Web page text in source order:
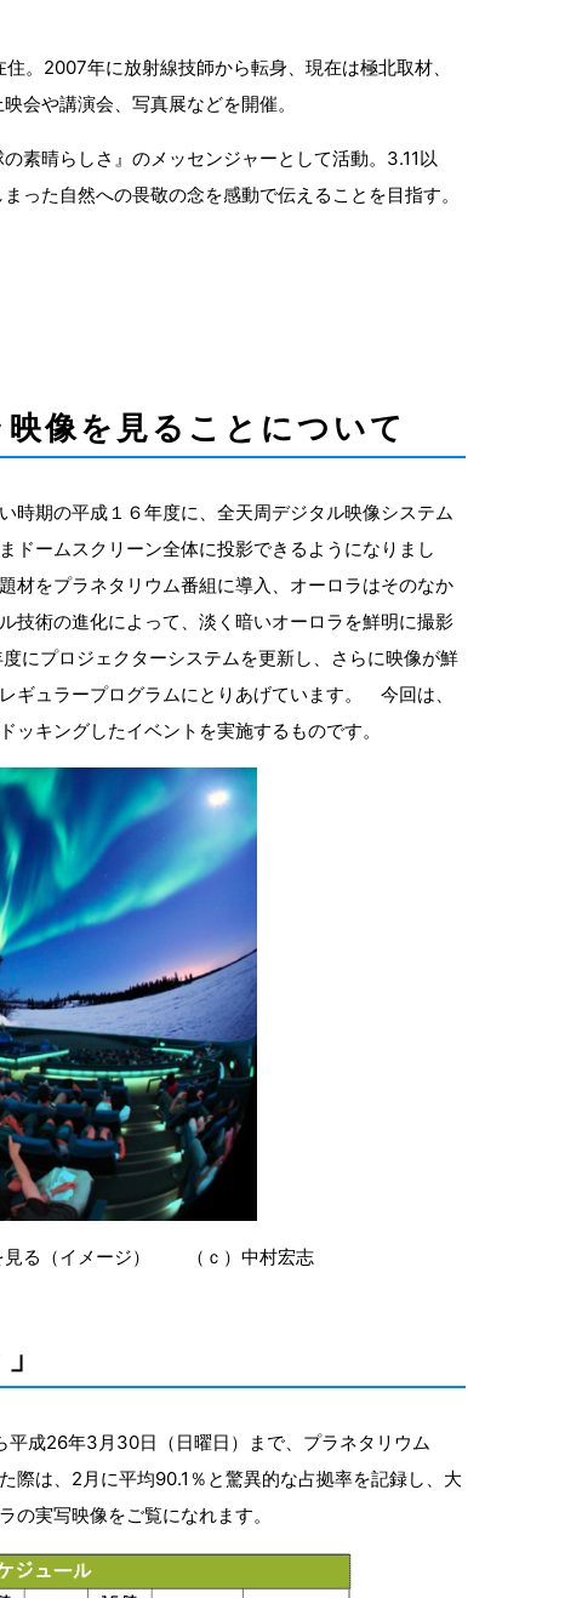
。2007年に放射線技師から転身、現在は極北取材、
会や講演会、写真展などを開催。
の素晴らしさ』のメッセンジャーとして活動。3.11以
った自然への畏敬の念を感動で伝えることを目指す。
像を見ることについて
時期の平成１６年度に、全天周デジタル映像システム
ドームスクリーン全体に投影できるようになりまし
材をプラネタリウム番組に導入、オーロラはそのなか
術の進化によって、淡く暗いオーロラを鮮明に撮影
にプロジェクターシステムを更新し、さらに映像が鮮
ギュラープログラムにとりあげています。 今回は、
キングしたイベントを実施するものです。
見る（イメージ） （ｃ）中村宏志
平成26年3月30日（日曜日）まで、プラネタリウム
際は、2月に平均90.1％と驚異的な占拠率を記録し、大
実写映像をご覧になれます。